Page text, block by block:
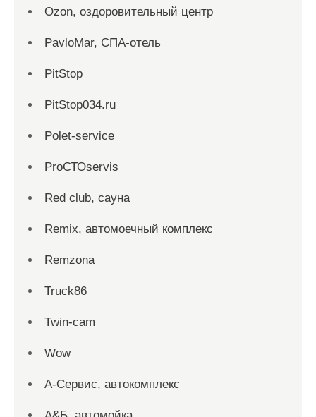
Ozon, оздоровительный центр
PavloMar, СПА-отель
PitStop
PitStop034.ru
Polet-service
ProСТОservis
Red сlub, сауна
Remix, автомоечный комплекс
Remzona
Truck86
Twin-cam
Wow
А-Сервис, автокомплекс